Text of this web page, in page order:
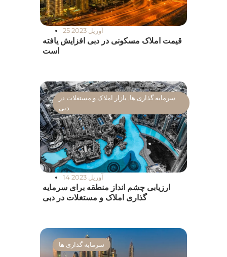
25 آوریل 2023
قیمت املاک مسکونی در دبی افزایش یافته
است
سرمایه گذاری ها, بازار املاک و مستغلات در
دبی
14 آوریل 2023
ارزیابی چشم انداز منطقه برای سرمایه
گذاری املاک و مستغلات در دبی
سرمایه گذاری ها